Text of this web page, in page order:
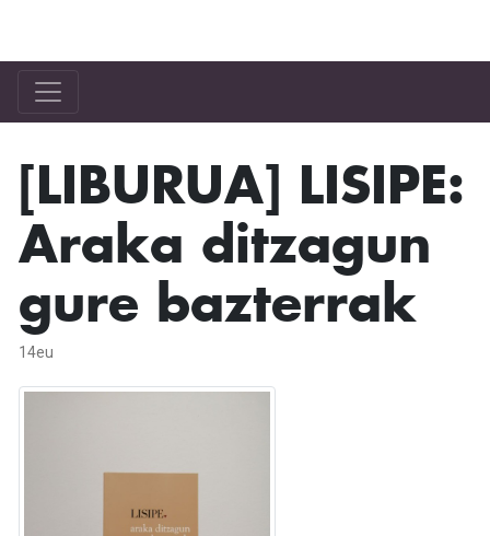
[LIBURUA] LISIPE:
Araka ditzagun
gure bazterrak
14eu